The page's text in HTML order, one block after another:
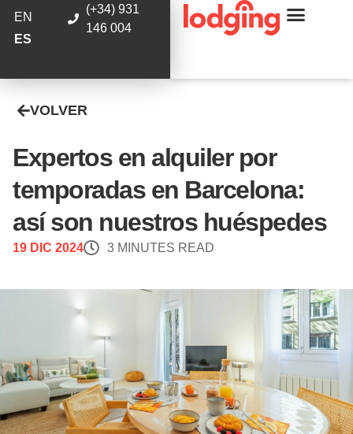
EN
ES
(+34) 931
146 004
VOLVER
Expertos en alquiler por
temporadas en Barcelona:
así son nuestros huéspedes
19 DIC 2024 3 MINUTES READ